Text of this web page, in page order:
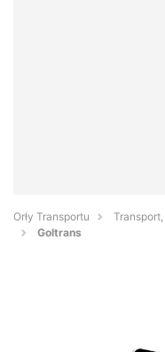
Orły Transportu
Goltrans